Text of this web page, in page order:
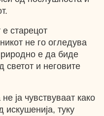
старецот
не го огледува
е да биде
и неговите
ја чувствуваат како
искушенија, туку